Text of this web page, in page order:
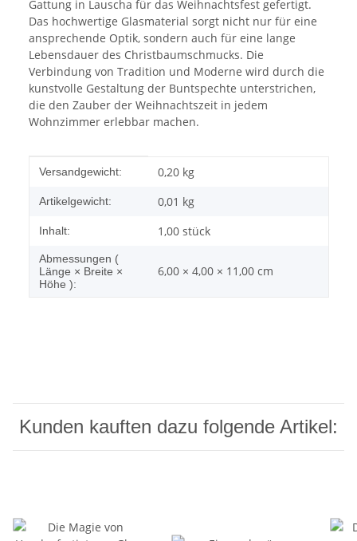
Gattung in Lauscha für das Weihnachtsfest gefertigt.
Das hochwertige Glasmaterial sorgt nicht nur für eine
ansprechende Optik, sondern auch für eine lange
Lebensdauer des Christbaumschmucks. Die
Verbindung von Tradition und Moderne wird durch die
kunstvolle Gestaltung der Buntspechte unterstrichen,
die den Zauber der Weihnachtszeit in jedem
Wohnzimmer erlebbar machen.
Produkteigenschaft
Wert
Versandgewicht: 0,20 kg
Artikelgewicht: 0,01 kg
Inhalt: 1,00 stück
Abmessungen (
Länge × Breite ×
Höhe ):
6,00 × 4,00 × 11,00 cm
Kunden kauften dazu folgende Artikel: